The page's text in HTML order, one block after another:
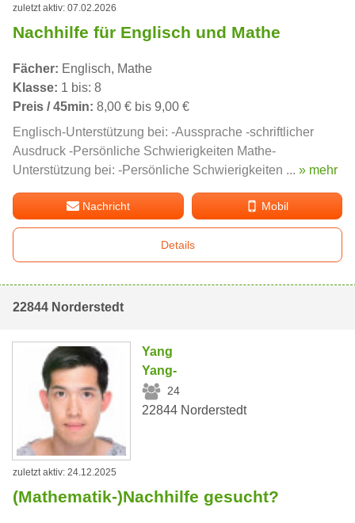
zuletzt aktiv: 07.02.2026
Nachhilfe für Englisch und Mathe
Fächer: Englisch, Mathe
Klasse: 1 bis: 8
Preis / 45min: 8,00 € bis 9,00 €
Englisch-Unterstützung bei: -Aussprache -schriftlicher
Ausdruck -Persönliche Schwierigkeiten Mathe-
Unterstützung bei: -Persönliche Schwierigkeiten ... » mehr
Nachricht Mobil
Details
22844 Norderstedt
Yang
Yang-
24
22844 Norderstedt
zuletzt aktiv: 24.12.2025
(Mathematik-)Nachhilfe gesucht?